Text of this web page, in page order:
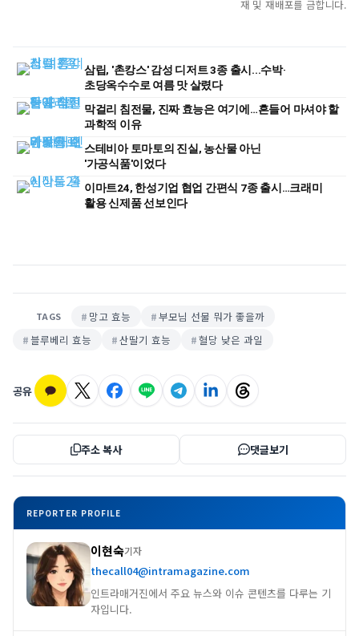
재 및 재배포를 금합니다.
삼립, '촌캉스' 감성 디저트 3종 출시...수박·
초당옥수수로 여름 맛 살렸다
막걸리 침전물, 진짜 효능은 여기에…흔들어 마셔야 할
과학적 이유
스테비아 토마토의 진실, 농산물 아닌
'가공식품'이었다
이마트24, 한성기업 협업 간편식 7종 출시…크래미
활용 신제품 선보인다
TAGS 망고 효능
부모님 선물 뭐가 좋을까
블루베리 효능
산딸기 효능 혈당 낮은 과일
공유
주소 복사 댓글보기
REPORTER PROFILE
이현숙기자
thecall04@intramagazine.com
인트라매거진에서 주요 뉴스와 이슈 콘텐츠를 다루는 기
자입니다.